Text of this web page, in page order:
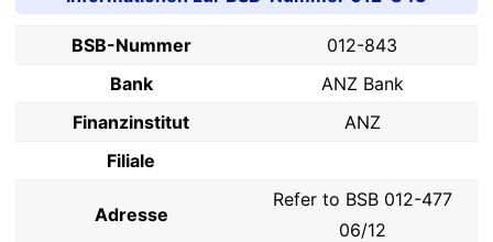
BSB-Nummer
012-843
Bank
ANZ Bank
Finanzinstitut
ANZ
Filiale
Adresse
Refer to BSB 012-477
06/12